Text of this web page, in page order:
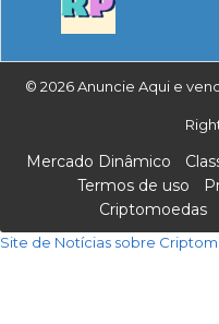
© 2026 Anuncie Aqui e
Mercado Dinâmico
Termos de uso
Criptomoedas
Site de Notícias sobre